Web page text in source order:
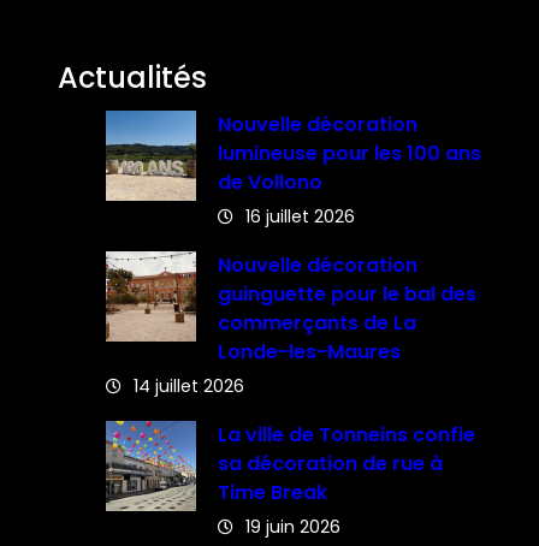
Actualités
Nouvelle décoration
lumineuse pour les 100 ans
de Vollono
16 juillet 2026
Nouvelle décoration
guinguette pour le bal des
commerçants de La
Londe-les-Maures
14 juillet 2026
La ville de Tonneins confie
sa décoration de rue à
Time Break
19 juin 2026